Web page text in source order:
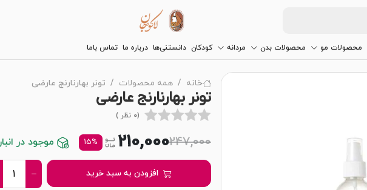
محصولات مو محصولات بدن مردانه کودکان دانستنی‌ها درباره ما تماس باما
خانه همه محصولات تونر بهارنارنج عارضی
تونر بهارنارنج عارضی
(0 نظر )
247,000
210,000
15% موجود در انبار
افزودن به سبد خرید